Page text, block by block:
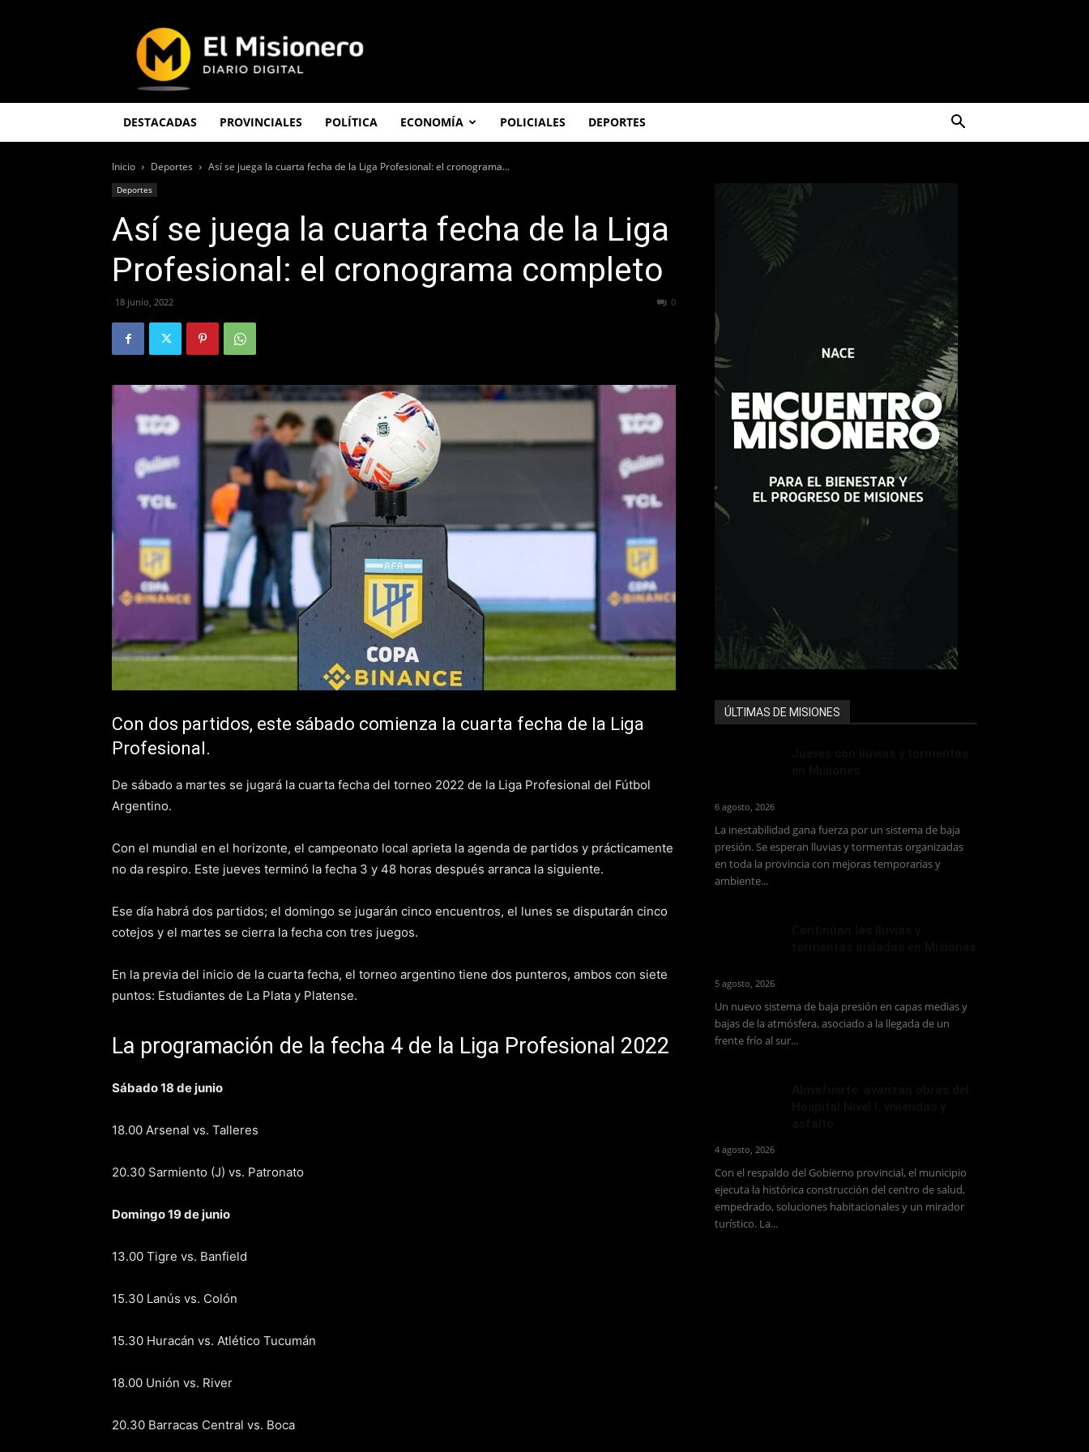
Misionero
DESTACADAS PROVINCIALES POLÍTICA ECONOMÍA POLICIALES DEPORTES
Inicio Deportes Así se juega la cuarta fecha de la Liga Profesional: el cronograma...
Deportes
Así se juega la cuarta fecha de la Liga
Profesional: el cronograma completo
18 junio, 2022 0
Con dos partidos, este sábado comienza la cuarta fecha de la Liga
Profesional.
De sábado a martes se jugará la cuarta fecha del torneo 2022 de la Liga Profesional del Fútbol
Argentino.
Con el mundial en el horizonte, el campeonato local aprieta la agenda de partidos y prácticamente
no da respiro. Este jueves terminó la fecha 3 y 48 horas después arranca la siguiente.
Ese día habrá dos partidos; el domingo se jugarán cinco encuentros, el lunes se disputarán cinco
cotejos y el martes se cierra la fecha con tres juegos.
En la previa del inicio de la cuarta fecha, el torneo argentino tiene dos punteros, ambos con siete
puntos: Estudiantes de La Plata y Platense.
La programación de la fecha 4 de la Liga Profesional 2022
Sábado 18 de junio
18.00 Arsenal vs. Talleres
20.30 Sarmiento (J) vs. Patronato
Domingo 19 de junio
13.00 Tigre vs. Banfield
15.30 Lanús vs. Colón
15.30 Huracán vs. Atlético Tucumán
18.00 Unión vs. River
20.30 Barracas Central vs. Boca
ÚLTIMAS DE MISIONES
6 agosto, 2026
La inestabilidad gana fuerza por un sistema de baja
presión. Se esperan lluvias y tormentas organizadas
en toda la provincia con mejoras temporarias y
ambiente...
5 agosto, 2026
Un nuevo sistema de baja presión en capas medias y
bajas de la atmósfera, asociado a la llegada de un
frente frío al sur...
4 agosto, 2026
Con el respaldo del Gobierno provincial, el municipio
ejecuta la histórica construcción del centro de salud,
empedrado, soluciones habitacionales y un mirador
turístico. La...